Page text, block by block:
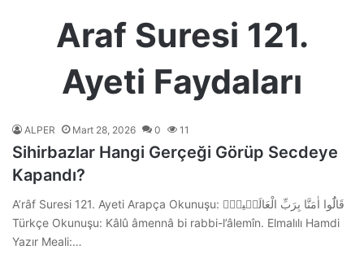
Araf Suresi 121.
Ayeti Faydaları
ALPER Mart 28, 2026 0 11
Sihirbazlar Hangi Gerçeği Görüp Secdeye
Kapandı?
A’râf Suresi 121. Ayeti Arapça Okunuşu: قَالُٓوا اٰمَنَّا بِرَبِّ الْعَالَم۪ينَۙ
Türkçe Okunuşu: Kâlû âmennâ bi rabbi-l’âlemîn. Elmalılı Hamdi
Yazır Meali:…